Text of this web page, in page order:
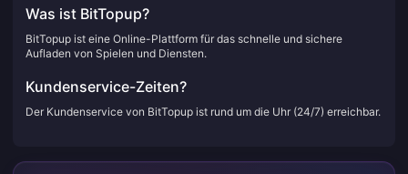
Was ist BitTopup?
BitTopup ist eine Online-Plattform für das schnelle und sichere
Aufladen von Spielen und Diensten.
Kundenservice-Zeiten?
Der Kundenservice von BitTopup ist rund um die Uhr (24/7) erreichbar.